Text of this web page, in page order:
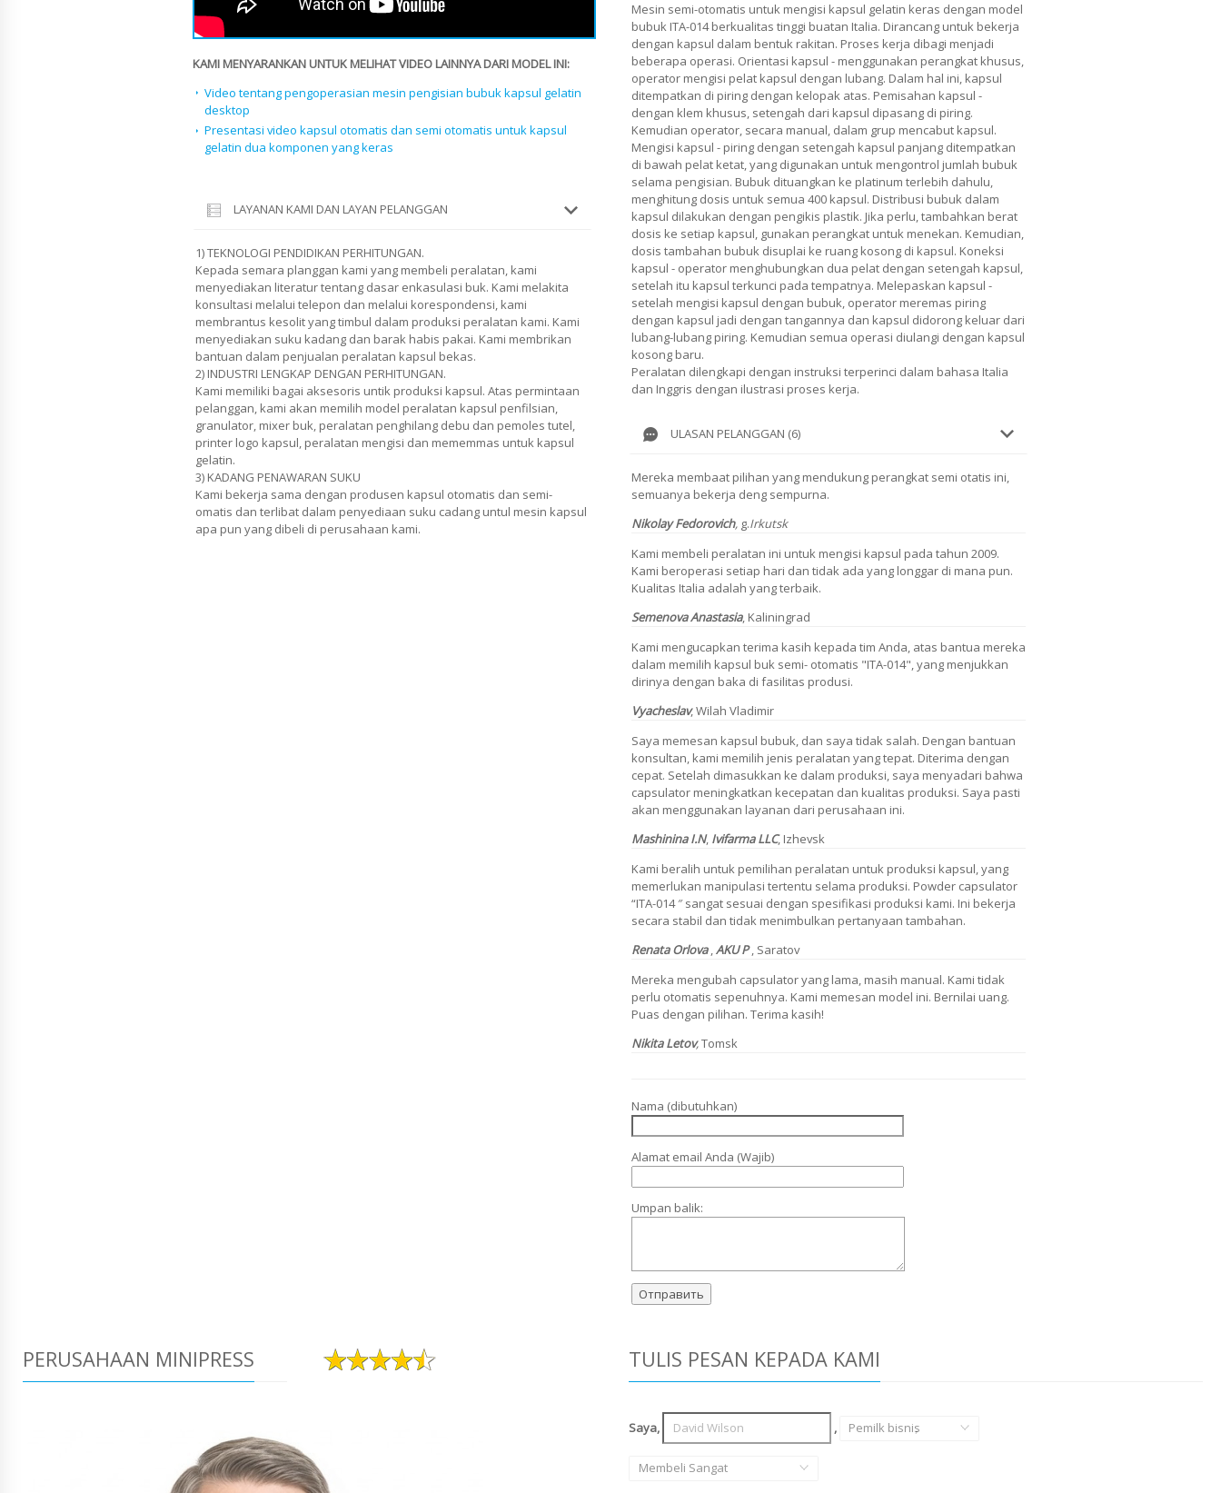
KAMI MENYARANKAN UNTUK MELIHAT VIDEO LAINNYA DARI MODEL INI:
Video tentang pengoperasian mesin pengisian bubuk kapsul gelatin
desktop
Presentasi video kapsul otomatis dan semi otomatis untuk kapsul
gelatin dua komponen yang keras
LAYANAN KAMI DAN LAYAN PELANGGAN
1) TEKNOLOGI PENDIDIKAN PERHITUNGAN.
Kepada semara planggan kami yang membeli peralatan, kami
menyediakan literatur tentang dasar enkasulasi buk. Kami melakita
konsultasi melalui telepon dan melalui korespondensi, kami
membrantus kesolit yang timbul dalam produksi peralatan kami. Kami
menyediakan suku kadang dan barak habis pakai. Kami membrikan
bantuan dalam penjualan peralatan kapsul bekas.
2) INDUSTRI LENGKAP DENGAN PERHITUNGAN.
Kami memiliki bagai aksesoris untik produksi kapsul. Atas permintaan
pelanggan, kami akan memilih model peralatan kapsul penfilsian,
granulator, mixer buk, peralatan penghilang debu dan pemoles tutel,
printer logo kapsul, peralatan mengisi dan mememmas untuk kapsul
gelatin.
3) KADANG PENAWARAN SUKU
Kami bekerja sama dengan produsen kapsul otomatis dan semi-
omatis dan terlibat dalam penyediaan suku cadang untul mesin kapsul
apa pun yang dibeli di perusahaan kami.
Mesin semi-otomatis untuk mengisi kapsul gelatin keras dengan model
bubuk ITA-014 berkualitas tinggi buatan Italia. Dirancang untuk bekerja
dengan kapsul dalam bentuk rakitan. Proses kerja dibagi menjadi
beberapa operasi. Orientasi kapsul - menggunakan perangkat khusus,
operator mengisi pelat kapsul dengan lubang. Dalam hal ini, kapsul
ditempatkan di piring dengan kelopak atas. Pemisahan kapsul -
dengan klem khusus, setengah dari kapsul dipasang di piring.
Kemudian operator, secara manual, dalam grup mencabut kapsul.
Mengisi kapsul - piring dengan setengah kapsul panjang ditempatkan
di bawah pelat ketat, yang digunakan untuk mengontrol jumlah bubuk
selama pengisian. Bubuk dituangkan ke platinum terlebih dahulu,
menghitung dosis untuk semua 400 kapsul. Distribusi bubuk dalam
kapsul dilakukan dengan pengikis plastik. Jika perlu, tambahkan berat
dosis ke setiap kapsul, gunakan perangkat untuk menekan. Kemudian,
dosis tambahan bubuk disuplai ke ruang kosong di kapsul. Koneksi
kapsul - operator menghubungkan dua pelat dengan setengah kapsul,
setelah itu kapsul terkunci pada tempatnya. Melepaskan kapsul -
setelah mengisi kapsul dengan bubuk, operator meremas piring
dengan kapsul jadi dengan tangannya dan kapsul didorong keluar dari
lubang-lubang piring. Kemudian semua operasi diulangi dengan kapsul
kosong baru.
Peralatan dilengkapi dengan instruksi terperinci dalam bahasa Italia
dan Inggris dengan ilustrasi proses kerja.
ULASAN PELANGGAN (6)
Mereka membaat pilihan yang mendukung perangkat semi otatis ini,
semuanya bekerja deng sempurna.
Nikolay Fedorovich, g.Irkutsk
Kami membeli peralatan ini untuk mengisi kapsul pada tahun 2009.
Kami beroperasi setiap hari dan tidak ada yang longgar di mana pun.
Kualitas Italia adalah yang terbaik.
Semenova Anastasia, Kaliningrad
Kami mengucapkan terima kasih kepada tim Anda, atas bantua mereka
dalam memilih kapsul buk semi- otomatis "ITA-014", yang menjukkan
dirinya dengan baka di fasilitas produsi.
Vyacheslav,Wilah Vladimir
Saya memesan kapsul bubuk, dan saya tidak salah. Dengan bantuan
konsultan, kami memilih jenis peralatan yang tepat. Diterima dengan
cepat. Setelah dimasukkan ke dalam produksi, saya menyadari bahwa
capsulator meningkatkan kecepatan dan kualitas produksi. Saya pasti
akan menggunakan layanan dari perusahaan ini.
Mashinina I.N, Ivifarma LLC, Izhevsk
Kami beralih untuk pemilihan peralatan untuk produksi kapsul, yang
memerlukan manipulasi tertentu selama produksi. Powder capsulator
“ITA-014 ″ sangat sesuai dengan spesifikasi produksi kami. Ini bekerja
secara stabil dan tidak menimbulkan pertanyaan tambahan.
Renata Orlova ,AKU P , Saratov
Mereka mengubah capsulator yang lama, masih manual. Kami tidak
perlu otomatis sepenuhnya. Kami memesan model ini. Bernilai uang.
Puas dengan pilihan. Terima kasih!
Nikita Letov,Tomsk
Nama (dibutuhkan)
Alamat email Anda (Wajib)
Umpan balik:
PERUSAHAAN MINIPRESS TULIS PESAN KEPADA KAMI
Saya, , Pemilk bisnis
,
Membeli Sangat